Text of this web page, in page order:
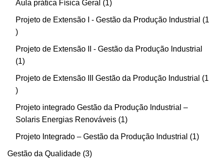
Aula prática Física Geral 1
Projeto de Extensão I - Gestão da Produção Industrial 1
Projeto de Extensão II - Gestão da Produção Industrial
1
Projeto de Extensão III Gestão da Produção Industrial 1
Projeto integrado Gestão da Produção Industrial –
Solaris Energias Renováveis 1
Projeto Integrado – Gestão da Produção Industrial 1
Gestão da Qualidade 3